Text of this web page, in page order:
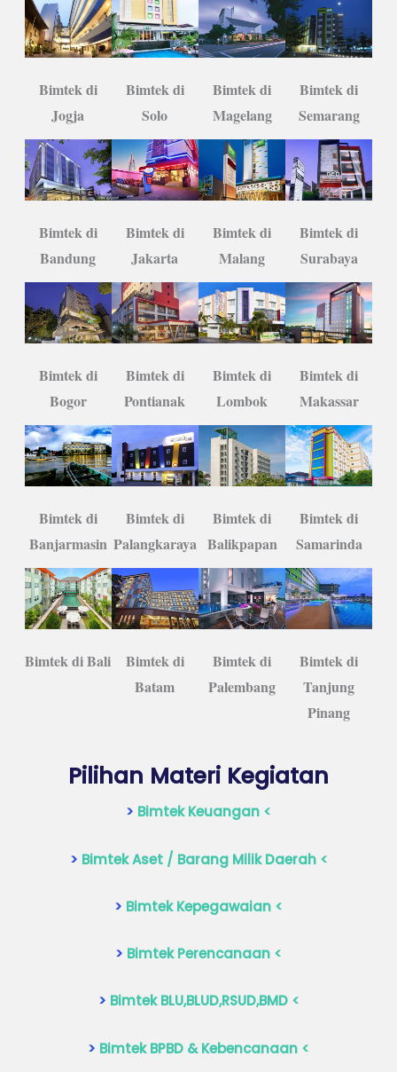
Bimtek di
Jogja
Bimtek di
Solo
Bimtek di
Magelang
Bimtek di
Semarang
Bimtek di
Bandung
Bimtek di
Jakarta
Bimtek di
Malang
Bimtek di
Surabaya
Bimtek di
Bogor
Bimtek di
Pontianak
Bimtek di
Lombok
Bimtek di
Makassar
Bimtek di
Banjarmasin
Bimtek di
Palangkaraya
Bimtek di
Balikpapan
Bimtek di
Samarinda
Bimtek di Bali
Bimtek di
Batam
Bimtek di
Palembang
Bimtek di
Tanjung
Pinang
Pilihan Materi Kegiatan
> Bimtek Keuangan <
> Bimtek Aset / Barang Milik Daerah <
> Bimtek Kepegawaian <
> Bimtek Perencanaan <
> Bimtek BLU,BLUD,RSUD,BMD <
> Bimtek BPBD & Kebencanaan <